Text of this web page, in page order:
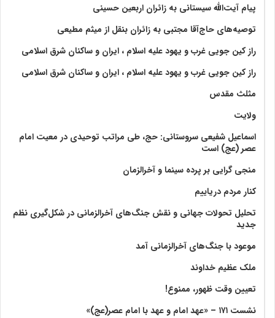
پیام آیت‌الله سیستانی به زائران اربعین حسینی
توصیه‌های حاج‌آقا مجتبی به زائران بنقل از میثم مطیعی
راز کین جویی غرب و یهود علیه اسلام ، ایران و ساکنان شرق اسلامی
راز کین جویی غرب و یهود علیه اسلام ، ایران و ساکنان شرق اسلامی
مثلث مقدس
ولايت‏
اسماعیل شفیعی سروستانی: حج، طی مراتب توحیدی در معیت امام
عصر (عج) است
منجی گرایی بر پرده سینما و آخرالزمان
کنار مردم دریاییم
تحلیل تحولات جهانی و نقش جنگ‌های آخرالزمانی در شکل‌گیری نظم
جدید
موعود با جنگ‌های آخرالزمانی آمد
ملک عظیم خداوند
تعیین وقت ظهور، ممنوع!
نشست ۱۷۱ – «عهد امام و عهد با امام عصر(عج)»